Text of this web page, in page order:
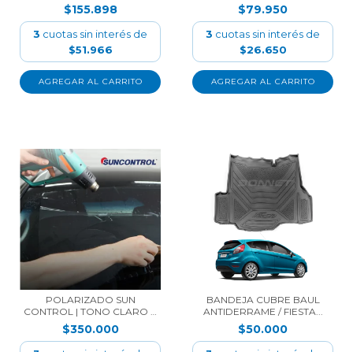
$155.898
3 cuotas sin interés de
$51.966
$79.950
3 cuotas sin interés de
$26.650
POLARIZADO SUN
CONTROL | TONO CLARO E
IN...
$350.000
BANDEJA CUBRE BAUL
ANTIDERRAME / FIESTA...
$50.000